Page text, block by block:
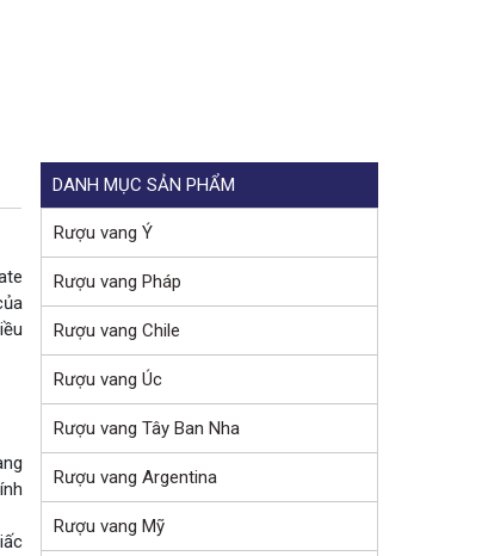
DANH MỤC SẢN PHẨM
Rượu vang Ý
Rượu vang Pháp
Rượu vang Chile
Rượu vang Úc
Rượu vang Tây Ban Nha
Rượu vang Argentina
Rượu vang Mỹ